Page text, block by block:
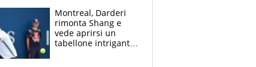
Montreal, Darderi
rimonta Shang e
vede aprirsi un
tabellone intrigante: